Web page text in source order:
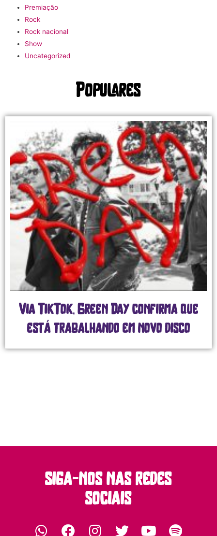
Premiação
Rock
Rock nacional
Show
Uncategorized
Populares
Via TikTok, Green Day confirma que
está trabalhando em novo disco
siga-nos nas redes
sociais